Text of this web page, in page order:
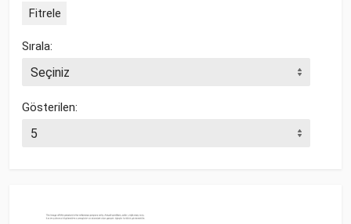
Fitrele
Sırala:
Gösterilen: